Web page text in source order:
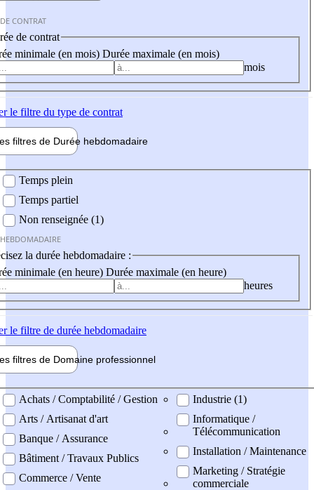
CONTRAT
de contrat
minimale (en mois) Durée maximale (en mois)
mois
le filtre du type de contrat
filtres de Durée hebdomadaire
Temps plein
Temps partiel
Non renseignée (1)
la durée hebdomadaire :
minimale (en heure) Durée maximale (en heure)
heures
le filtre de durée hebdomadaire
filtres de Domaine professionnel
professionel
Achats / Comptabilité / Gestion
Arts / Artisanat d'art
Banque / Assurance
Bâtiment / Travaux Publics
Commerce / Vente
Industrie (1)
Informatique /
Télécommunication
Installation / Maintenance
Marketing / Stratégie
commerciale